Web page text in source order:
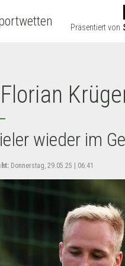
Präsentiert von
wieder im
Donnerstag, 29.05.25 | 06:41